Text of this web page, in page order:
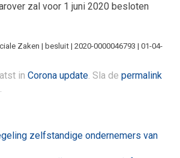
zal voor 1 juni 2020 besloten
Zaken | besluit | 2020-0000046793 | 01-04-
in Corona update. Sla de permalink
zelfstandige ondernemers van